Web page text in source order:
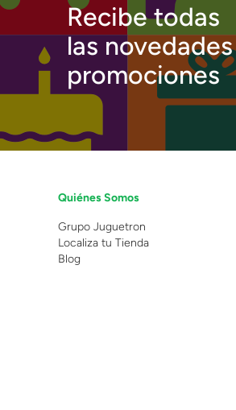
Recibe todas
las
promociones
Quiénes Somos
Grupo Juguetron
Localiza tu Tienda
Blog